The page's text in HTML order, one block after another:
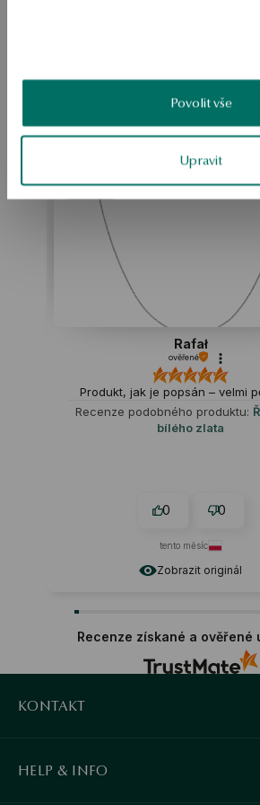
Povolit vše
Upravit
Produkt nemá žádné
Možná by Vás mohly zajímat i
Zobrazit originál
ukázka
Rafał
ověřené
Produkt, jak je popsán – velmi
Recenze podobného produktu:
bílého zlata
0 0
tento měsíc
Recenze získané a ověřené
KONTAKT
HELP & INFO